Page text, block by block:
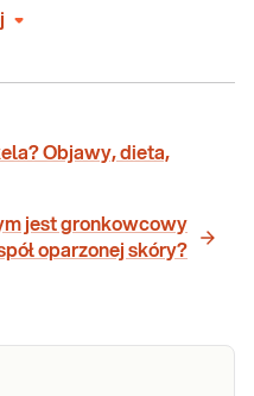
Objawy, dieta,
jest gronkowcowy
oparzonej skóry?